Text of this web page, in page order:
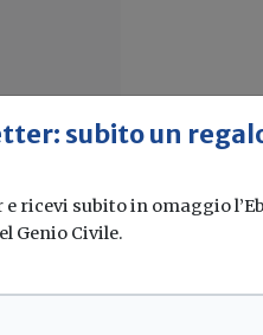
subito un
ricevi subito in omaggio
Genio Civile.